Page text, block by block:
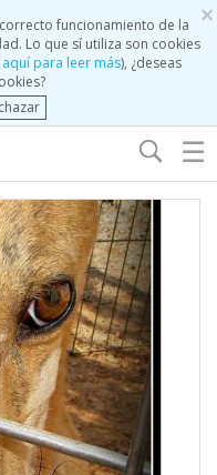
×
funcionamiento de la
Lo que sí utiliza son cookies
aquí para leer más), ¿deseas
☰